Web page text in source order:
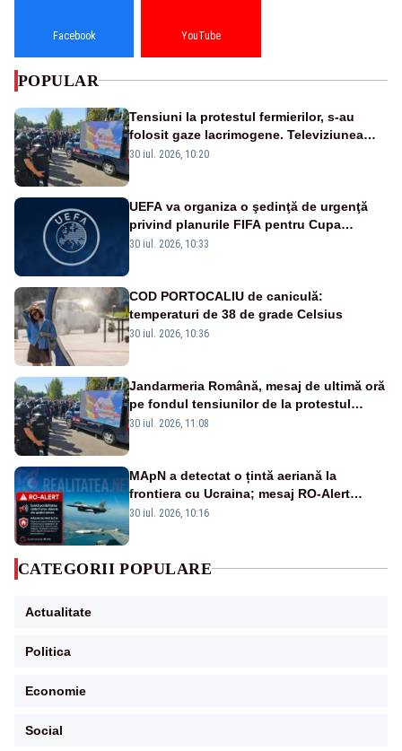
Facebook YouTube
POPULAR
Tensiuni la protestul fermierilor, s-au
folosit gaze lacrimogene. Televiziunea
Poporului face apel la calm – LIVE TEXT
30 iul. 2026, 10:20
UEFA va organiza o şedinţă de urgenţă
privind planurile FIFA pentru Cupa
Mondială
30 iul. 2026, 10:33
COD PORTOCALIU de caniculă:
temperaturi de 38 de grade Celsius
30 iul. 2026, 10:36
Jandarmeria Română, mesaj de ultimă oră
pe fondul tensiunilor de la protestul
masiv al fermierilor - VIDEO
30 iul. 2026, 11:08
MApN a detectat o țintă aeriană la
frontiera cu Ucraina; mesaj RO-Alert
transmis în județul Tulcea
30 iul. 2026, 10:16
CATEGORII POPULARE
Actualitate
Politica
Economie
Social